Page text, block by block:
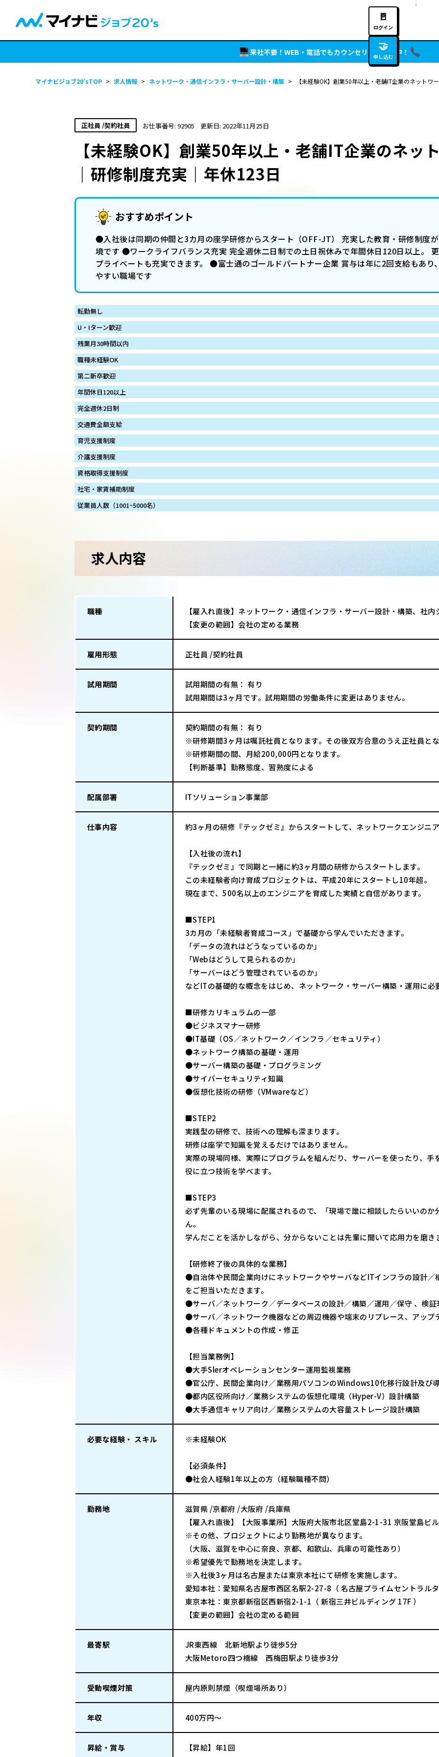
🚪
ログイン
🤝
申し込む
来社不要！WEB・電話でもカウンセリング実施中！
マイナビジョブ20’sTOP > 求人情報 > ネットワーク・通信インフラ・サーバー設計・構築 > 【未経験OK】創業50年以上・老舗IT企業のネット
正社員 /契約社員 お仕事番号: 92905 更新日: 2022年11月25日
【未経験OK】創業50年以上・老舗IT企業のネッ
｜研修制度充実｜年休123日
おすすめポイント
●入社後は同期の仲間と3カ月の座学研修からスタート（OFF-JT） 充実した教育・研修制度
境です ●ワークライフバランス充実 完全週休二日制での土日祝休みで年間休日120日以上。
プライベートも充実できます。 ●富士通のゴールドパートナー企業 賞与は年に2回支給もあ
やすい職場です
転勤無し
U・Iターン歓迎
残業月30時間以内
職種未経験OK
第二新卒歓迎
年間休日120以上
完全週休2日制
交通費全額支給
育児支援制度
介護支援制度
資格取得支援制度
社宅・家賃補助制度
従業員人数（1001~5000名）
求人内容
職種
【雇入れ直後】ネットワーク・通信インフラ・サーバー設計・構築、社内
【変更の範囲】会社の定める業務
雇用形態 正社員 /契約社員
試用期間
試用期間の有無： 有り
試用期間は3ヶ月です。試用期間の労働条件に変更はありません。
契約期間
契約期間の有無： 有り
※研修期間3ヶ月は嘱託社員となります。その後双方合意のうえ正社員と
※研修期間の間、月給200,000円となります。
【判断基準】勤務態度、習熟度による
配属部署 ITソリューション事業部
仕事内容 約3ヶ月の研修『テックゼミ』からスタートして、ネットワークエンジニ
【入社後の流れ】
『テックゼミ』で同期と一緒に約3ヶ月間の研修からスタートします。
この未経験者向け育成プロジェクトは、平成20年にスタートし10年超。
現在まで、500名以上のエンジニアを育成した実績と自信があります。
■STEP1
3カ月の「未経験者育成コース」で基礎から学んでいただきます。
「データの流れはどうなっているのか」
「Webはどうして見られるのか」
「サーバーはどう管理されているのか」
などITの基礎的な概念をはじめ、ネットワーク・サーバー構築・運用に
■研修カリキュラムの一部
●ビジネスマナー研修
●IT基礎（OS／ネットワーク／インフラ／セキュリティ）
●ネットワーク構築の基礎・運用
●サーバー構築の基礎・プログラミング
●サイバーセキュリティ知識
●仮想化技術の研修（VMwareなど）
■STEP2
実践型の研修で、技術への理解も深まります。
研修は座学で知識を覚えるだけではありません。
実際の現場同様、実際にプログラムを組んだり、サーバーを使ったり、
役に立つ技術を学べます。
■STEP3
必ず先輩のいる現場に配属されるので、「現場で誰に相談したらいいの
ん。
学んだことを活かしながら、分からないことは先輩に聞いて応用力を磨き
【研修終了後の具体的な業務】
●自治体や民間企業向けにネットワークやサーバなどITインフラの設計／
をご担当いただきます。
●サーバ／ネットワーク／データベースの設計／構築／運用／保守 、検証
●サーバ／ネットワーク機器などの周辺機器や端末のリプレース、アップ
●各種ドキュメントの作成・修正
【担当業務例】
●大手Slerオペレーションセンター運用監視業務
●官公庁、民間企業向け／業務用パソコンのWindows10化移行設計及び
●都内区役所向け／業務システムの仮想化環境（Hyper-V）設計構築
●大手通信キャリア向け／業務システムの大容量ストレージ設計構築
必要な経験・ スキル ※未経験OK
【必須条件】
●社会人経験1年以上の方（経験職種不問）
勤務地
滋賀県 /京都府 /大阪府 /兵庫県
【雇入れ直後】【大阪事業所】大阪府大阪市北区堂島2-1-31 京阪堂島ビ
※その他、プロジェクトにより勤務地が異なります。
（大阪、滋賀を中心に奈良、京都、和歌山、兵庫の可能性あり）
※希望優先で勤務地を決定します。
※入社後3ヶ月は名古屋または東京本社にて研修を実施します。
愛知本社：愛知県名古屋市西区名駅2-27-8（ 名古屋プライムセントラル
東京本社：東京都新宿区西新宿2-1-1（ 新宿三井ビルディング 17F ）
【変更の範囲】会社の定める範囲
最寄駅
JR東西線 北新地駅より徒歩5分
大阪Metoro四つ橋線 西梅田駅より徒歩3分
受動喫煙対策 屋内原則禁煙（喫煙場所あり）
年収 400万円～
昇給・賞与
【昇給】年1回